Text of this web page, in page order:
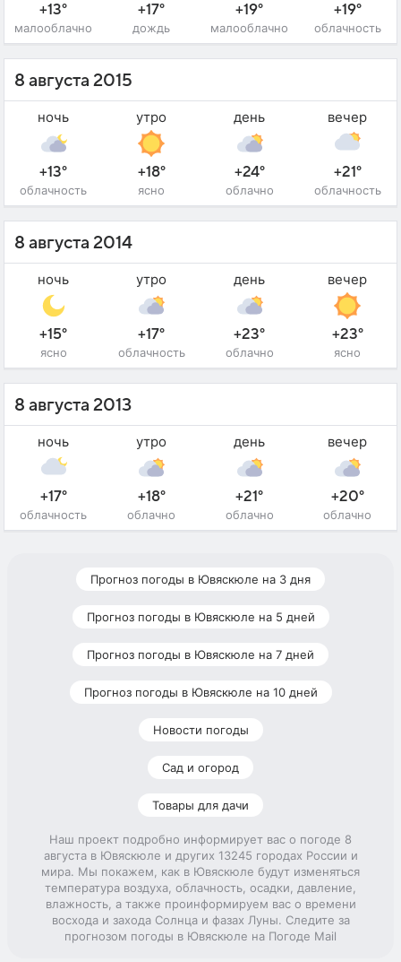
+13°
малооблачно
+17°
дождь
+19°
малооблачно
+19°
облачность
8 августа 2015
ночь
+13°
облачность
утро
+18°
ясно
день
+24°
облачно
вечер
+21°
облачность
8 августа 2014
ночь
+15°
ясно
утро
+17°
облачность
день
+23°
облачно
вечер
+23°
ясно
8 августа 2013
ночь
+17°
облачность
утро
+18°
облачно
день
+21°
облачно
вечер
+20°
облачно
Прогноз погоды в Ювяскюле на 3 дня
Прогноз погоды в Ювяскюле на 5 дней
Прогноз погоды в Ювяскюле на 7 дней
Прогноз погоды в Ювяскюле на 10 дней
Новости погоды
Сад и огород
Товары для дачи
Наш проект подробно информирует вас о погоде 8
августа в Ювяскюле и других 13245 городах России и
мира. Мы покажем, как в Ювяскюле будут изменяться
температура воздуха, облачность, осадки, давление,
влажность, а также проинформируем вас о времени
восхода и захода Солнца и фазах Луны. Следите за
прогнозом погоды в Ювяскюле на Погоде Mail